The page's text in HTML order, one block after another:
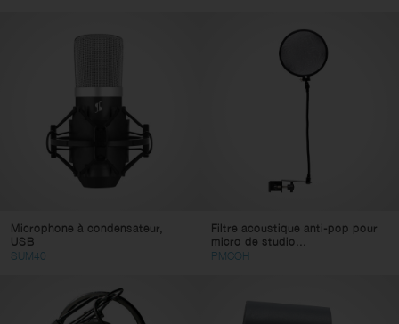
Microphone à condensateur,
USB
SUM40
Filtre acoustique anti-pop pour
micro de studio...
PMCOH